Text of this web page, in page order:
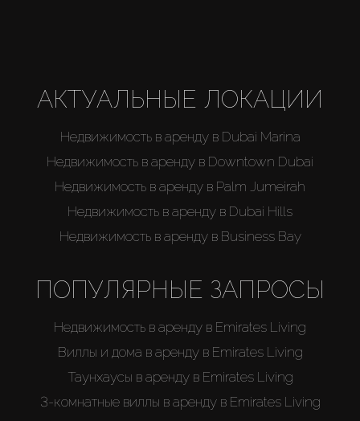
АКТУАЛЬНЫЕ ЛОКАЦИИ
Недвижимость в аренду в Dubai Marina
Недвижимость в аренду в Downtown Dubai
Недвижимость в аренду в Palm Jumeirah
Недвижимость в аренду в Dubai Hills
Недвижимость в аренду в Business Bay
ПОПУЛЯРНЫЕ ЗАПРОСЫ
Недвижимость в аренду в Emirates Living
Виллы и дома в аренду в Emirates Living
Таунхаусы в аренду в Emirates Living
3-комнатные виллы в аренду в Emirates Living